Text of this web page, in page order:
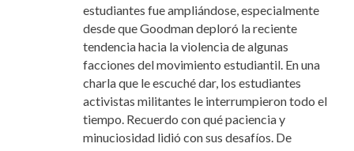
estudiantes fue ampliándose, especialmente
desde que Goodman deploró la reciente
tendencia hacia la violencia de algunas
facciones del movimiento estudiantil. En una
charla que le escuché dar, los estudiantes
activistas militantes le interrumpieron todo el
tiempo. Recuerdo con qué paciencia y
minuciosidad lidió con sus desafíos. De